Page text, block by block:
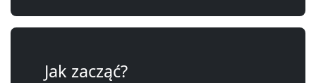
Jak zacząć?